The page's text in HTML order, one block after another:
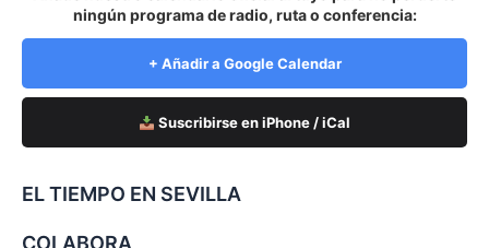
ningún programa de radio, ruta o conferencia:
+ Añadir a Google Calendar
Suscribirse en iPhone / iCal
EL TIEMPO EN SEVILLA
COLABORA